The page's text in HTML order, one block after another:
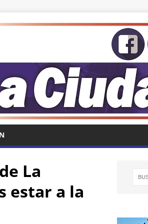
La
estar a la